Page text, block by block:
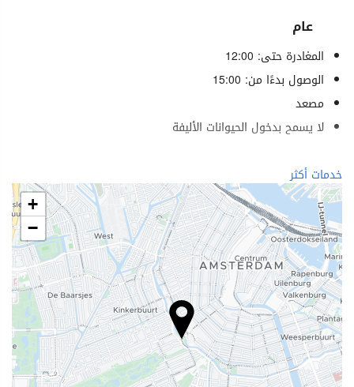
عام
المغادرة حتى: 12:00
الوصول بدءًا من: 15:00
مصعد
لا يسمح بدخول الحيوانات الأليفة
خدمات الاستقبال
مكتب استقبال على مدار 24 ساعة
تخزين الأمتعة
الطعام والمشروبات
مطعم (حسب الطلب)
بار
منشآت تجارية
خدمات أكثر
+
−